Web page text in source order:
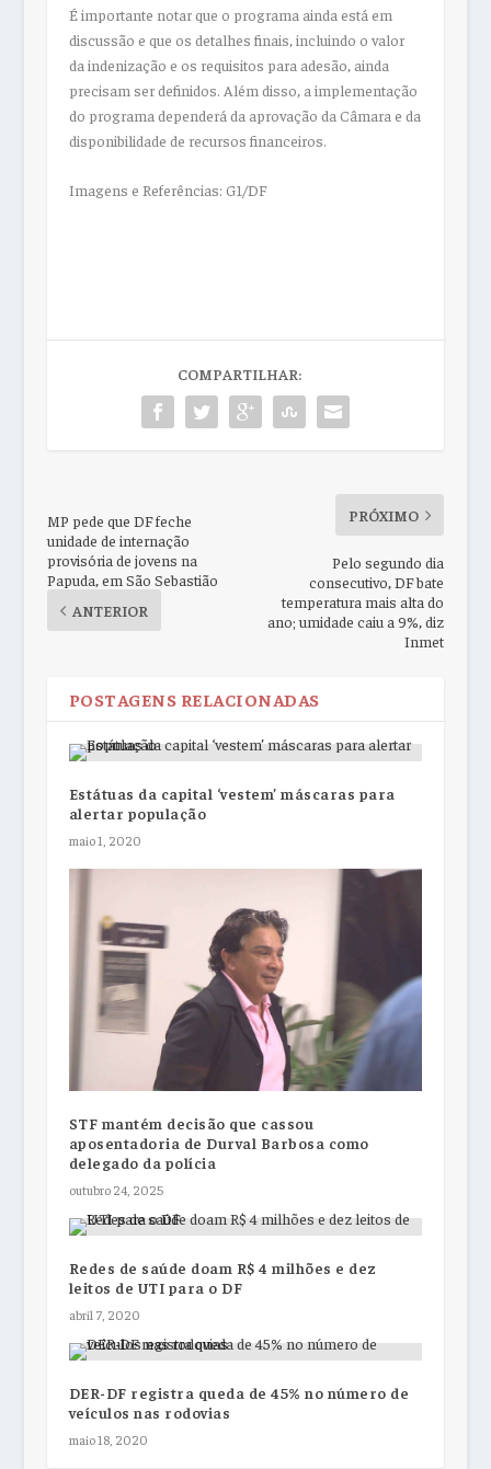
É importante notar que o programa ainda está em
discussão e que os detalhes finais, incluindo o valor
da indenização e os requisitos para adesão, ainda
precisam ser definidos. Além disso, a implementação
do programa dependerá da aprovação da Câmara e da
disponibilidade de recursos financeiros.
Imagens e Referências: G1/DF
COMPARTILHAR:
MP pede que DF feche
unidade de internação
provisória de jovens na
Papuda, em São Sebastião
ANTERIOR
PRÓXIMO
Pelo segundo dia
consecutivo, DF bate
temperatura mais alta do
ano; umidade caiu a 9%, diz
Inmet
POSTAGENS RELACIONADAS
Estátuas da capital ‘vestem’ máscaras para
alertar população
maio 1, 2020
STF mantém decisão que cassou
aposentadoria de Durval Barbosa como
delegado da polícia
outubro 24, 2025
Redes de saúde doam R$ 4 milhões e dez
leitos de UTI para o DF
abril 7, 2020
DER-DF registra queda de 45% no número de
veículos nas rodovias
maio 18, 2020